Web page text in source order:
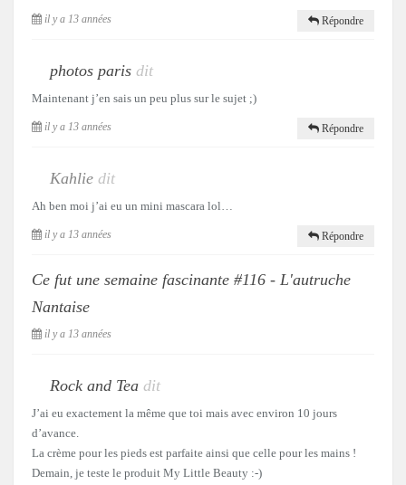
il y a 13 années Répondre
photos paris dit
Maintenant j’en sais un peu plus sur le sujet ;)
il y a 13 années Répondre
Kahlie dit
Ah ben moi j’ai eu un mini mascara lol…
il y a 13 années Répondre
Ce fut une semaine fascinante #116 - L'autruche
Nantaise
il y a 13 années
Rock and Tea dit
J’ai eu exactement la même que toi mais avec environ 10 jours
d’avance.
La crème pour les pieds est parfaite ainsi que celle pour les mains !
Demain, je teste le produit My Little Beauty :-)